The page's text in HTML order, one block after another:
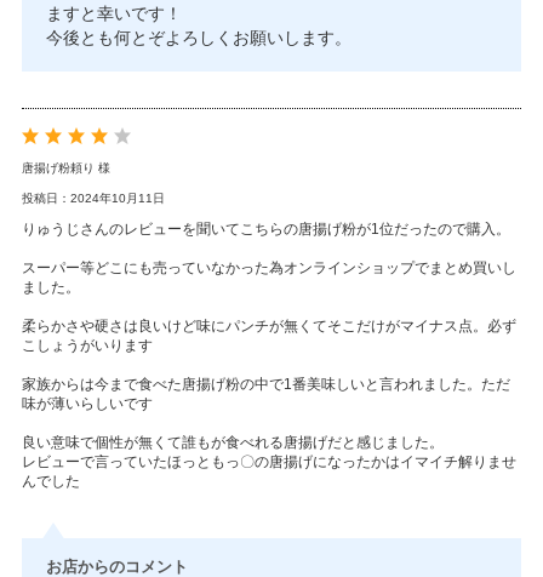
ますと幸いです！
今後とも何とぞよろしくお願いします。
唐揚げ粉頼り 様
投稿日：2024年10月11日
りゅうじさんのレビューを聞いてこちらの唐揚げ粉が1位だったので購入。
スーパー等どこにも売っていなかった為オンラインショップでまとめ買いし
ました。
柔らかさや硬さは良いけど味にパンチが無くてそこだけがマイナス点。必ず
こしょうがいります
家族からは今まで食べた唐揚げ粉の中で1番美味しいと言われました。ただ
味が薄いらしいです
良い意味で個性が無くて誰もが食べれる唐揚げだと感じました。
レビューで言っていたほっともっ〇の唐揚げになったかはイマイチ解りませ
んでした
お店からのコメント